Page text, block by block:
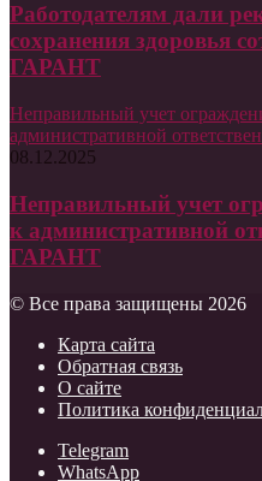
Работодателям дали
сохранения здоровья
ГАРАНТ
Неправильный учет
административной
08.12.2025
Неправильный учет
к административной
ГАРАНТ
© Все права защищены 2026
Карта сайта
Обратная связь
О сайте
Политика
Telegram
WhatsApp